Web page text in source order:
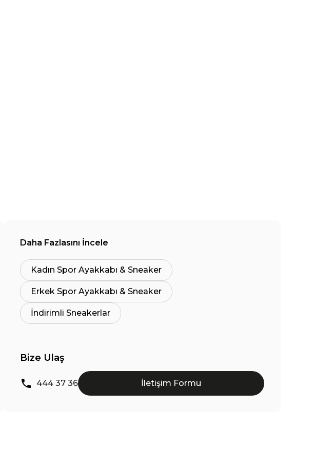
Daha Fazlasını İncele
Kadın Spor Ayakkabı & Sneaker
Erkek Spor Ayakkabı & Sneaker
İndirimli Sneakerlar
Bize Ulaş
444 37 36 İletişim Formu